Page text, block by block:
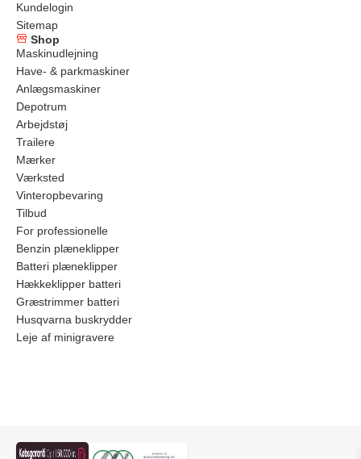
Kundelogin
Sitemap
Shop
Maskinudlejning
Have- & parkmaskiner
Anlægsmaskiner
Depotrum
Arbejdstøj
Trailere
Mærker
Værksted
Vinteropbevaring
Tilbud
For professionelle
Benzin plæneklipper
Batteri plæneklipper
Hækkeklipper batteri
Græstrimmer batteri
Husqvarna buskrydder
Leje af minigravere